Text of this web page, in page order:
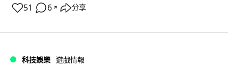
51 6 ↗ 分享
科技娛樂 遊戲情報